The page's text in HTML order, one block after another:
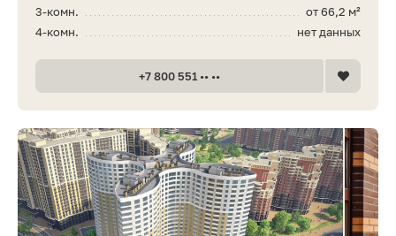
от 66,2 м²
3-комн.
нет данных
4-комн.
+7 800 551 •• ••